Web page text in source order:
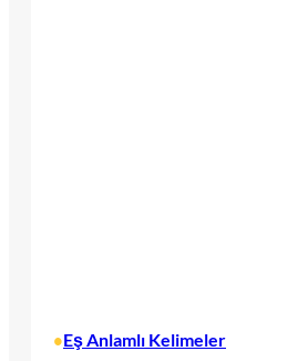
•Eş Anlamlı Kelimeler